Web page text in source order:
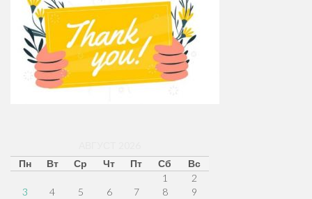
Пн
Вт Ср Чт Пт Сб
Вс
1
2
3
4 5 6 7 8
9